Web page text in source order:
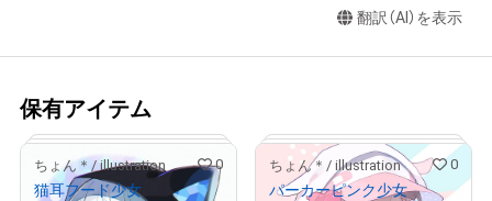
翻訳（AI）を表示
保有アイテム
ちょん＊/ illustration 0
猫耳フード少女
ちょん＊/ illustration 0
パーカーピンク少女